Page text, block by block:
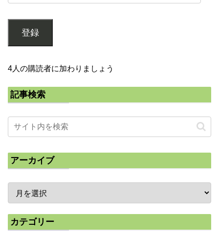
登録
4人の購読者に加わりましょう
記事検索
アーカイブ
カテゴリー